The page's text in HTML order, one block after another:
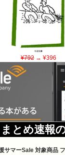
¥792→ ¥396
とめ速報
サマーSale 対象商品